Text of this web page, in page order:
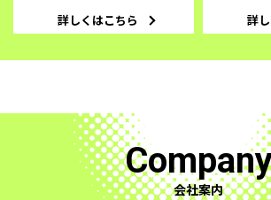
詳しくはこちら 詳
会社案内